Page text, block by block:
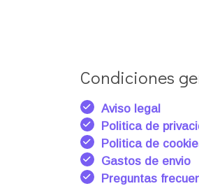
Condiciones
Aviso legal
Politica de
Politica de
Gastos de envio
Preguntas